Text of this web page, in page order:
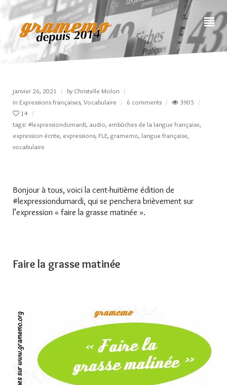
janvier 26, 2021 by Christelle Molon
in Expressions françaises, Vocabulaire 6 comments
3905
14
tags: #lexpressiondumardi, audio, embûches de la langue française,
expression écrite, expressions, FLE, gramemo, langue française,
vocabulaire
Bonjour à tous, voici la cent-huitième édition de
#lexpressiondumardi, qui se penchera brièvement sur
l’expression « faire la grasse matinée ».
Faire la grasse matinée